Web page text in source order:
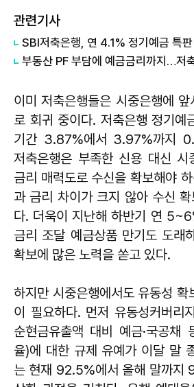
관련기사
SBI저축은행, 연 4.1% 정기예금 특
부동산 PF 부담에 예금금리까지…저
이미 저축은행들은 시중은행에
로 회귀 중이다. 저축은행 정기예
기간 3.87%에서 3.97%까지
저축은행은 부족한 신용 대신 시
금리 매력도로 수신을 확보해야
과 금리 차이가 크지 않아 수신
다. 더욱이 지난해 하반기 연
금리 조달 예금상품 만기도 도래
확보에 많은 노력을 쏟고 있다.
하지만 시중은행에서도 유동성
이 필요하다. 먼저 유동성커버리
순현금유출액 대비 예금·국공채
율)에 대한 규제 유예가 이달 말
는 현재 92.5%에서 올해 말까지